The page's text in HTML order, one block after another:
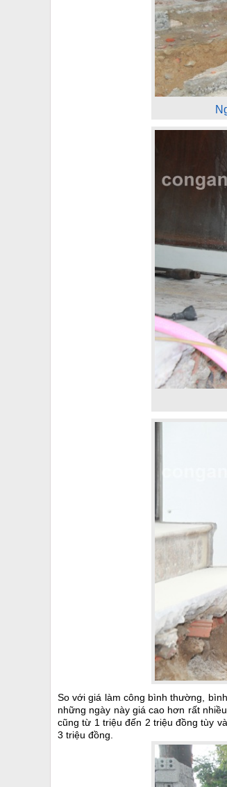
So với giá làm công bình thường,
những ngày này giá cao hơn rất
cũng từ 1 triệu đến 2 triệu đồng tùy
3 triệu đồng.